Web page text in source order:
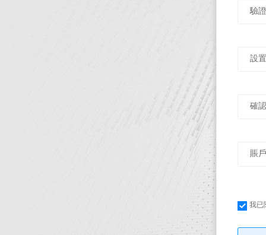
驗
設
確
賬
我已